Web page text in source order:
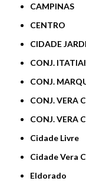
CAMPINAS
CENTRO
CIDADE
CONJ.
CONJ.
CONJ. VERA
CONJ. VERA
Cidade Livre
Cidade Vera
Eldorado